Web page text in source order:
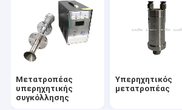
υπερηχητική τέμνουσα μηχανή
Υπερηχητική τέμνουσα μηχανή
Υπερηχητική μηχανή συγκόλλησης
υπερήχων πλαστικών συγκόλλησης
Μετατροπέας
υπερηχητικής
συγκόλλησης
Υπερηχητικός
μετατροπέας